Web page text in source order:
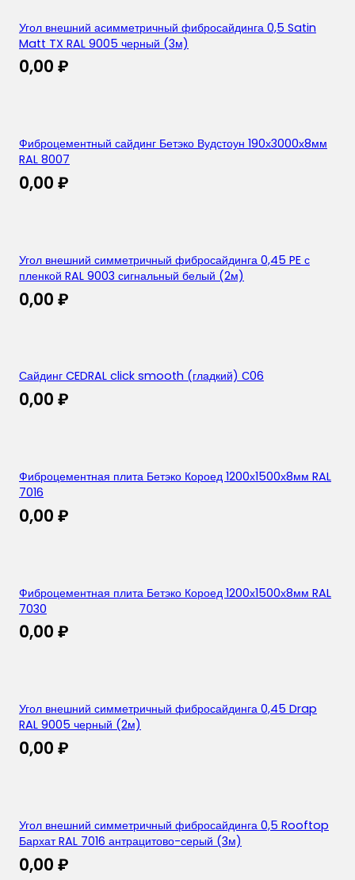
Угол внешний асимметричный фибросайдинга 0,5 Satin
Matt TX RAL 9005 черный (3м)
0,00 ₽
Фиброцементный сайдинг Бетэко Вудстоун 190х3000х8мм
RAL 8007
0,00 ₽
Угол внешний симметричный фибросайдинга 0,45 PE с
пленкой RAL 9003 сигнальный белый (2м)
0,00 ₽
Сайдинг CEDRAL click smooth (гладкий) С06
0,00 ₽
Фиброцементная плита Бетэко Короед 1200х1500х8мм RAL
7016
0,00 ₽
Фиброцементная плита Бетэко Короед 1200х1500х8мм RAL
7030
0,00 ₽
Угол внешний симметричный фибросайдинга 0,45 Drap
RAL 9005 черный (2м)
0,00 ₽
Угол внешний симметричный фибросайдинга 0,5 Rooftop
Бархат RAL 7016 антрацитово-серый (3м)
0,00 ₽